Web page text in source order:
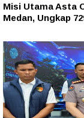
Misi Utama Asta
Medan, Ungkap